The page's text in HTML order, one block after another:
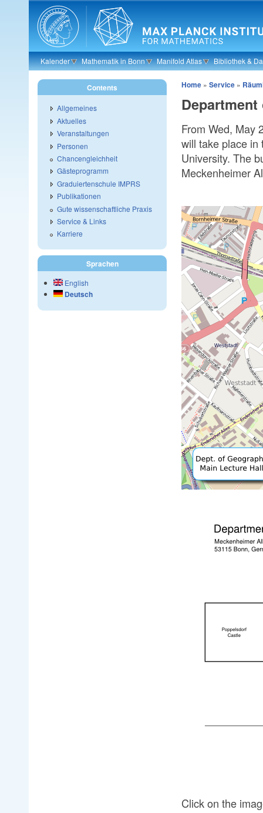
Skip to main content
Kalender Mathematik in Bonn Manifold Atlas Bibliothek &
Home » Service »
From Wed, May
will take place in
University. The
Meckenheimer
Click on the
Contents
Allgemeines
Aktuelles
Veranstaltungen
Personen
Chancengleichheit
Gästeprogramm
Graduiertenschule IMPRS
Publikationen
Gute wissenschaftliche Praxis
Service & Links
Karriere
Sprachen
English
Deutsch